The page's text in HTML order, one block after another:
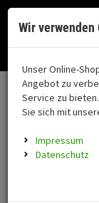
Fahrzeugteile
Neuheiten
coming soon
Nutzung unserer
Menü
Motorrad auswählen
Versand
Bitte wählen Sie Ihr
Wir verwenden
Unser Online-
Angebot zu
Service zu
Sie sich mit
Impressum
Datenschutz